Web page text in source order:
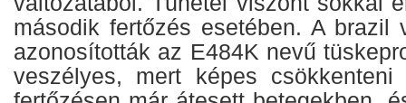
második fertőzés esetében. A brazil
azonosították az E484K nevű
veszélyes, mert képes